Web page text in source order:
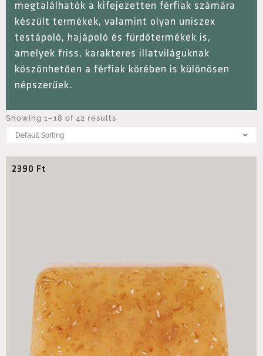
megtalálhatók a kifejezetten férfiak számára
készült termékek, valamint olyan uniszex
testápoló, hajápoló és fürdőtermékek is,
amelyek friss, karakteres illatviláguknak
köszönhetően a férfiak körében is különösen
népszerűek.
Showing 1–18 of 42 results
2390 Ft